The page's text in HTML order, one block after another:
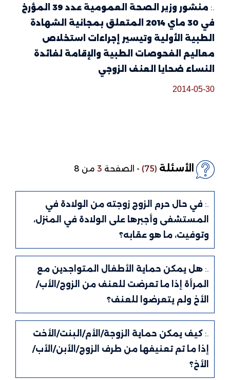
منشور وزير الصحة العمومية عدد 39 المؤرخ
في 30 ماي 2014 المتعلق بمجانية الشهادة
الطبية الأولية وتيسير إجراءات استخلاص
معاليم الفحوصات الطبية والإقامة لفائدة
النساء ضحايا العنف الزوجي
2014-05-30
الأسئلة (75)
-الصفحة3 من 8
في حال حرم الزوج زوجته من الولادة في
المستشفى وأجبرها على الولادة في المنزل،
وتوفيت، ما هو عقابه؟
هل يمكن حماية الأطفال المتواجدين مع
المرأة إذا ما تعرضت للعنف من الزوج/الأب/
الأخ ولم يتعرضوا للعنف؟
كيف يمكن حماية الزوجة/الأم/البنت/الأخت
إذا ما تم تعنيفها من طرف الزوج/الأبن/الأب/
الأخ؟